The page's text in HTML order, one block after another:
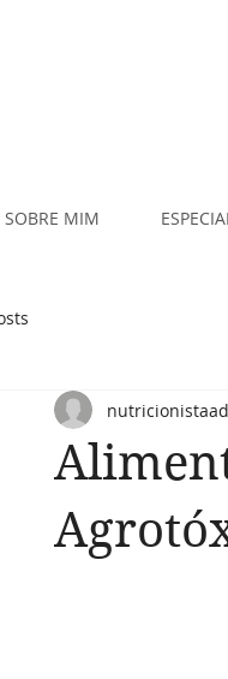
SOBRE MIM